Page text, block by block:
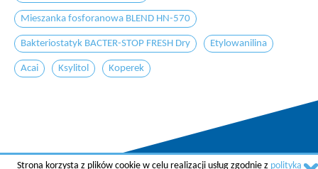
Mieszanka fosforanowa BLEND HN-570
Bakteriostatyk BACTER-STOP FRESH Dry Etylowanilina
Acai Ksylitol Koperek
Strona korzysta z plików cookie w celu realizacji usług zgodnie z polityką